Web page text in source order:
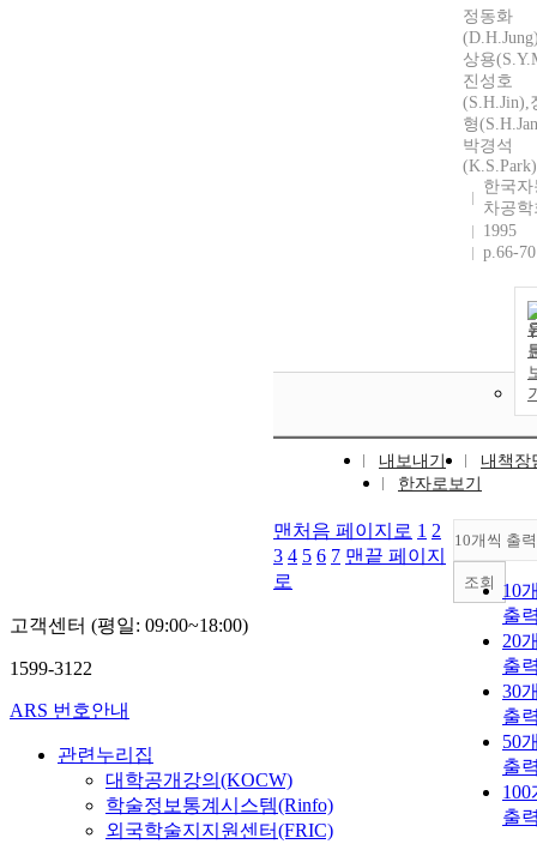
정동화
상용
진성호
(S.H.Jin),
형
박경석
(K.S.Park)
한국자
차공학
1995
p.66-70
내보내기
내책장
한자로보기
10개씩 출력
10
출
20
출
30
출
50
출
출
조회
맨처음 페이지로 1 2
3 4 5 6 7 맨끝 페이지
로
고객센터 (평일: 09:00~18:00)
1599-3122
ARS 번호안내
관련누리집
대학공개강의(KOCW)
학술정보통계시스템(Rinfo)
외국학술지지원센터(FRIC)